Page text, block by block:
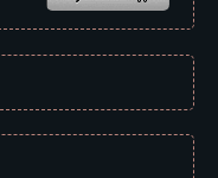
Иркутск
Казань